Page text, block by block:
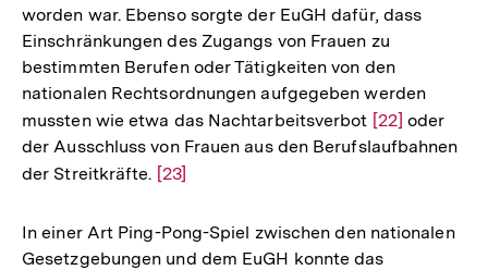
worden war. Ebenso sorgte der EuGH dafür, dass
Einschränkungen des Zugangs von Frauen zu
bestimmten Berufen oder Tätigkeiten von den
nationalen Rechtsordnungen aufgegeben werden
mussten wie etwa das Nachtarbeitsverbot Zur
Auflösung
[22] oder
der Ausschluss von Frauen aus den Berufslaufbahnen
der Streitkräfte. Zur
der
Fußnote
[23]
In einer Art Ping-Pong-Spiel zwischen den nationalen
Gesetzgebungen und dem EuGH konnte das